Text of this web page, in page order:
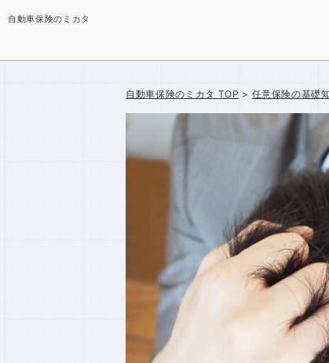
自動車保険のミカタ
自動車保険のミカタ TOP 任意保険の基礎